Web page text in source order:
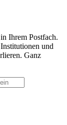
Ihrem Postfach.
und
Ganz